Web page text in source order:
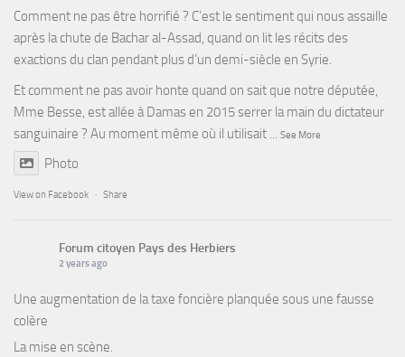
Comment ne pas être horrifié ? C’est le sentiment qui nous assaille
après la chute de Bachar al-Assad, quand on lit les récits des
exactions du clan pendant plus d’un demi-siècle en Syrie.
Et comment ne pas avoir honte quand on sait que notre députée,
Mme Besse, est allée à Damas en 2015 serrer la main du dictateur
sanguinaire ? Au moment même où il utilisait ... See More
Photo
View on Facebook · Share
Forum citoyen Pays des Herbiers
2 years ago
Une augmentation de la taxe foncière planquée sous une fausse
colère
La mise en scène.